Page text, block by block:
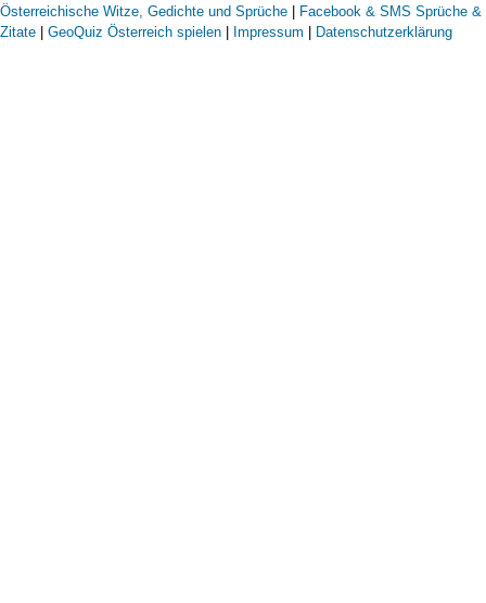
Österreichische Witze, Gedichte und Sprüche | Facebook & SMS Sprüche &
Zitate | GeoQuiz Österreich spielen | Impressum | Datenschutzerklärung